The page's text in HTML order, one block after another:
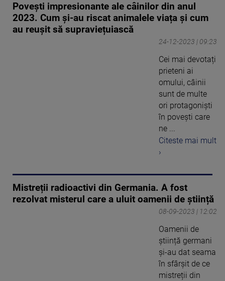
Povești impresionante ale câinilor din anul
2023. Cum și-au riscat animalele viața și cum
au reușit să supraviețuiască
24-12-2023 | 09:23
Cei mai devotați
prieteni ai
omului, câinii
sunt de multe
ori protagoniști
în povești care
ne ...
Citeste mai mult
›
Mistreții radioactivi din Germania. A fost
rezolvat misterul care a uluit oamenii de știință
08-09-2023 | 12:02
Oamenii de
știință germani
și-au dat seama
în sfârșit de ce
mistreții din